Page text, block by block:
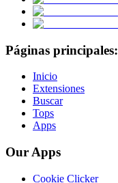
Páginas principales:
Inicio
Extensiones
Buscar
Tops
Apps
Our Apps
Cookie Clicker